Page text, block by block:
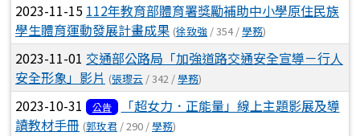
2023-11-15 112年教育部體育署獎勵補助中小學原住民族
學生體育運動發展計畫成果 (徐致強 / 354 /學務)
2023-11-01 交通部公路局「加強道路交通安全宣導－行人
安全形象」影片 (張瓈云 / 342 /學務)
2023-10-31 公告
「超女力．正能量」線上主題影展及導
讀教材手冊 (郭玫君 / 290 /學務)